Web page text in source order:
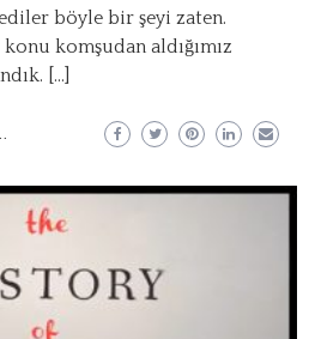
böyle bir şeyi zaten.
komşudan aldığımız
[…]